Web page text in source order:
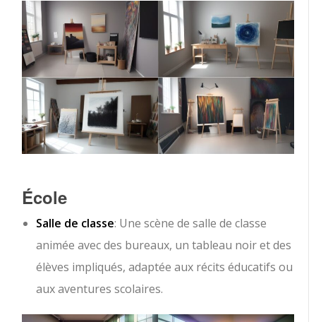
École
Salle de classe: Une scène de salle de classe
animée avec des bureaux, un tableau noir et des
élèves impliqués, adaptée aux récits éducatifs ou
aux aventures scolaires.